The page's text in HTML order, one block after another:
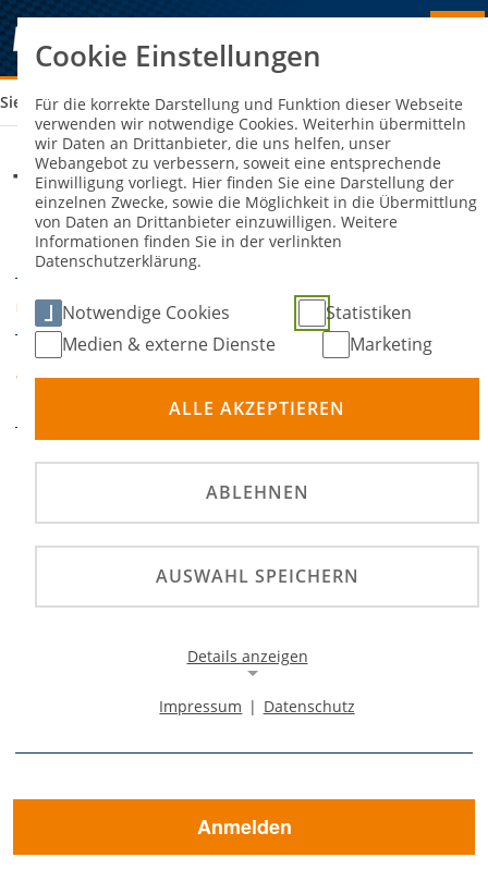
Sie sind hier: TK (A+B) / SACHVERSTÄNDIGE
TK (A+B) / Sachverständige
DATUM 04. Februar 2023
ORT Online-Seminar
VERANSTALTER
DMSB Academy -
Fortbildung
Frühbucherrabatt: Bis
zum 17.12.22 können
Sie sich zu einem
reduzierten Preis
anmelden.
Anmeldeschluss ist 14
Veranstaltungstermin.
Anmelden
Cookie Einstellungen
Für die korrekte Darstellung und Funktion dieser Webseite
verwenden wir notwendige Cookies. Weiterhin übermitteln
wir Daten an Drittanbieter, die uns helfen, unser
Webangebot zu verbessern, soweit eine entsprechende
Einwilligung vorliegt. Hier finden Sie eine Darstellung der
einzelnen Zwecke, sowie die Möglichkeit in die Übermittlung
von Daten an Drittanbieter einzuwilligen. Weitere
Informationen finden Sie in der verlinkten
Datenschutzerklärung.
Notwendige Cookies
Statistiken
Medien & externe Dienste
Marketing
ALLE AKZEPTIEREN
ABLEHNEN
AUSWAHL SPEICHERN
Details anzeigen
Notwendige Cookies ermöglichen die Kernfunktionalität
machen, indem sie grundlegende Funktionen
richtig funktionieren.
Impressum | Datenschutz